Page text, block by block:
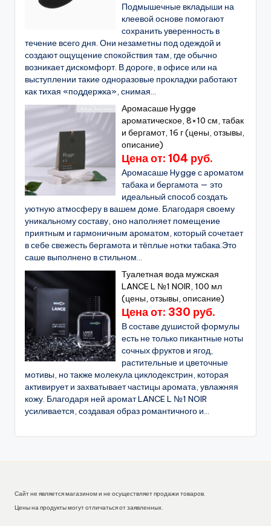
Подмышечные вкладыши на
клеевой основе помогают
сохранить уверенность в
течение всего дня. Они незаметны под одеждой и
создают ощущение спокойствия там, где обычно
возникает дискомфорт. В дороге, в офисе или на
выступлении такие одноразовые прокладки работают
как тихая «поддержка», снимая...
Аромасаше Hygge
ароматическое, 8×10 см, табак
и бергамот, 16 г (цены, отзывы,
описание)
Цена от: 104 руб.
Аромасаше Hygge с ароматом
табака и бергамота — это
идеальный способ создать
уютную атмосферу в вашем доме. Благодаря своему
уникальному составу, оно наполняет помещение
приятным и гармоничным ароматом, который сочетает
в себе свежесть бергамота и тёплые нотки табака.Это
саше выполнено в стильном...
Туалетная вода мужская
LANCE L №1 NOIR, 100 мл
(цены, отзывы, описание)
Цена от: 330 руб.
В составе душистой формулы
есть не только пикантные ноты
сочных фруктов и ягод,
растительные и цветочные
мотивы, но также молекула циклодекстрин, которая
активирует и захватывает частицы аромата, увлажняя
кожу. Благодаря ней аромат LANCE L №1 NOIR
усиливается, создавая образ романтичного и...
Сайт не является магазином и не осуществляет продажи товаров.
Цены на продукты могут отличаться от заявленных.